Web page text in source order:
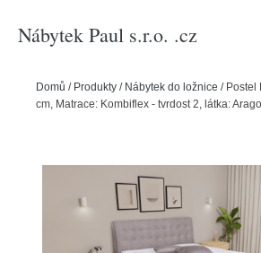
Nábytek Paul s.r.o. .cz
Domů / Produkty / Nábytek do ložnice / Postel
cm, Matrace: Kombiflex - tvrdost 2, látka: